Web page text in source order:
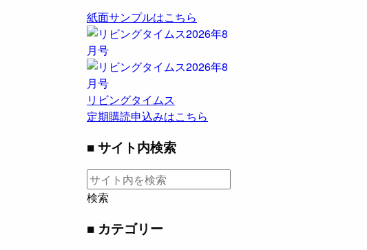
紙面サンプルはこちら
リビングタイムス
定期購読申込みはこちら
■ サイト内検索
検索
■ カテゴリー